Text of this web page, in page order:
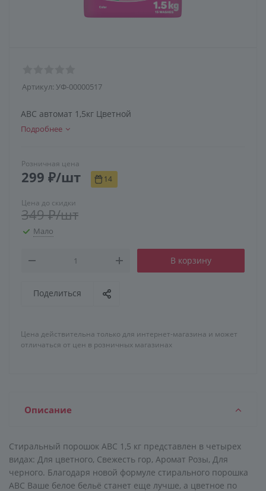
Артикул: УФ-00000517
АВС автомат 1,5кг Цветной
Подробнее
Розничная цена
299 ₽/шт 14
Цена до скидки
349₽/шт
Мало
В корзину
Поделиться
Цена действительна только для интернет-магазина и может
отличаться от цен в розничных магазинах
Описание
Стиральный порошок ABC 1,5 кг представлен в четырех
видах: Для цветного, Свежесть гор, Аромат Розы, Для
черного. Благодаря новой формуле стирального порошка
ABC Ваше белое бельё станет еще лучше, а цветное по